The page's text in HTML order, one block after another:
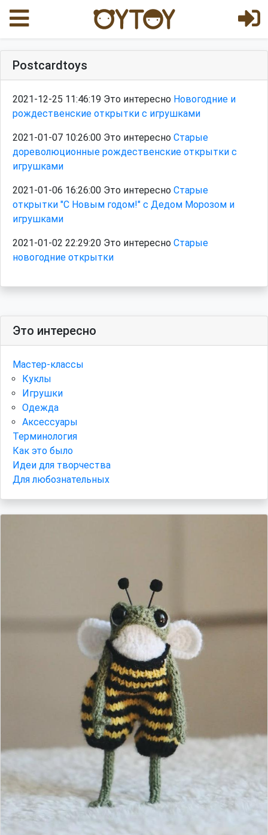
Postcardtoys
2021-12-25 11:46:19 Это интересно Новогодние и
рождественские открытки с игрушками
2021-01-07 10:26:00 Это интересно Старые
дореволюционные рождественские открытки с
игрушками
2021-01-06 16:26:00 Это интересно Старые
открытки "С Новым годом!" с Дедом Морозом и
игрушками
2021-01-02 22:29:20 Это интересно Старые
новогодние открытки
Это интересно
Мастер-классы
Куклы
Игрушки
Одежда
Аксессуары
Терминология
Как это было
Идеи для творчества
Для любознательных